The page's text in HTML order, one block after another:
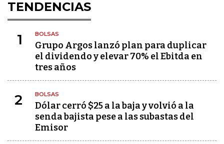
TENDENCIAS
1 BOLSAS
Grupo Argos lanzó plan para duplicar
el dividendo y elevar 70% el Ebitda en
tres años
2 BOLSAS
Dólar cerró $25 a la baja y volvió a la
senda bajista pese a las subastas del
Emisor